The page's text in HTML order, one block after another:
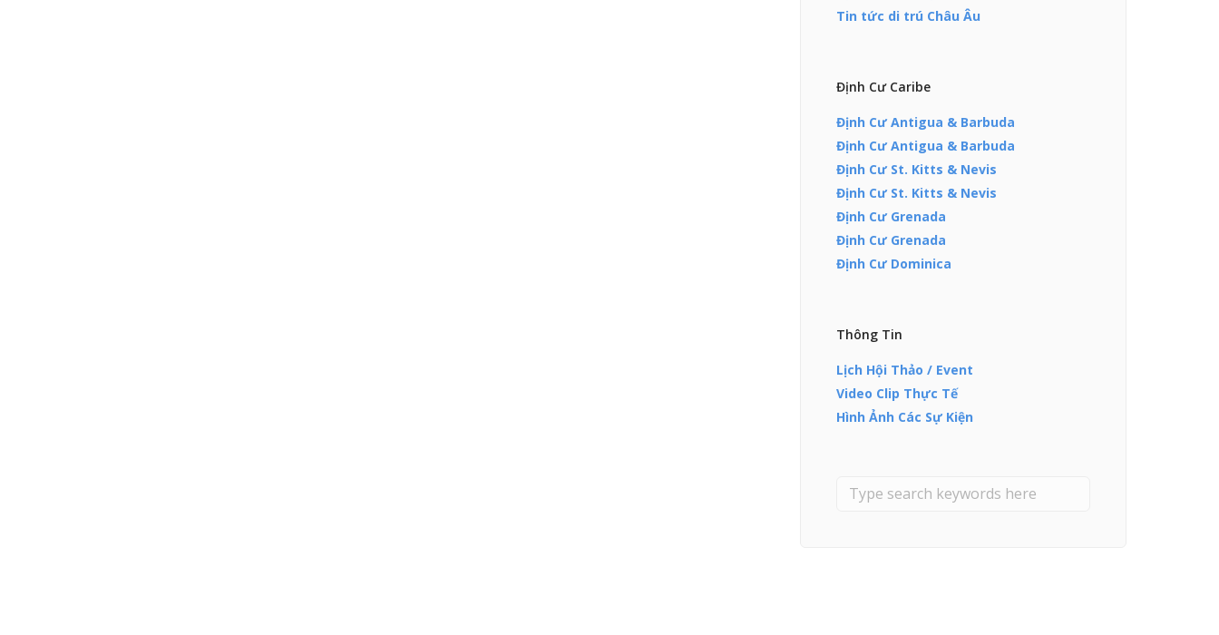
Tin tức di trú Châu Âu
Định Cư Caribe
Định Cư Antigua & Barbuda
Định Cư Antigua & Barbuda
Định Cư St. Kitts & Nevis
Định Cư St. Kitts & Nevis
Định Cư Grenada
Định Cư Grenada
Định Cư Dominica
Thông Tin
Lịch Hội Thảo / Event
Video Clip Thực Tế
Hình Ảnh Các Sự Kiện